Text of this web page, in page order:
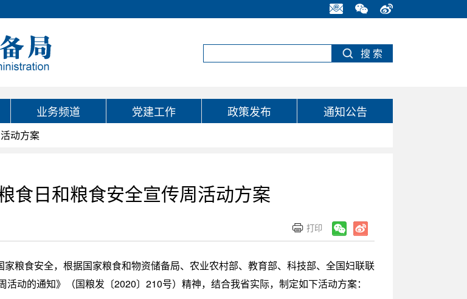
业务频道 党建工作 政策发布 通知公告
活动方案
食日和粮食安全宣传周活动方案
粮食安全，根据国家粮食和物资储备局、农业农村部、教育部、科技部、全国妇联联
动的通知》（国粮发〔2020〕210号）精神，结合我省实际，制定如下活动方案：